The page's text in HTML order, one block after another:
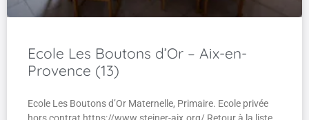
Ecole Les Boutons d’Or – Aix-en-
Provence (13)
Ecole Les Boutons d’Or Maternelle, Primaire. Ecole privée